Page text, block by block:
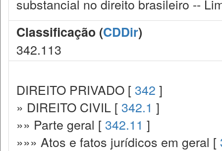
substancial no direito brasileiro --
Classificação (CDDir)
342.113
DIREITO PRIVADO [ 342 ]
» DIREITO CIVIL [ 342.1 ]
»» Parte geral [ 342.11 ]
»»» Atos e fatos jurídicos em geral [